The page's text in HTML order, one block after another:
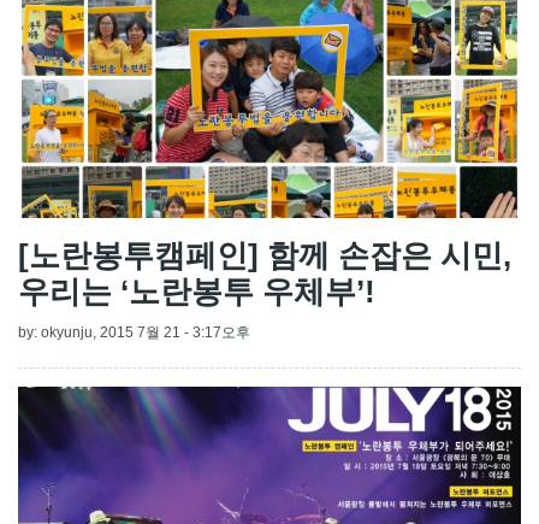
[노란봉투캠페인] 함께 손잡은 시민,
우리는 ‘노란봉투 우체부’!
by: okyunju , 2015 7월 21 - 3:17오후